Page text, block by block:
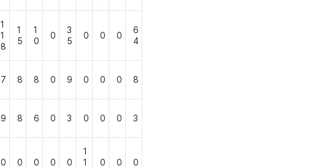
1
1
8
1
5
1
0
0
3
5
0 0 0
6
4
7 8 8 0 9 0 0 0 8
9 8 6 0 3 0 0 0 3
0 0 0 0 0
1
1
0 0 0